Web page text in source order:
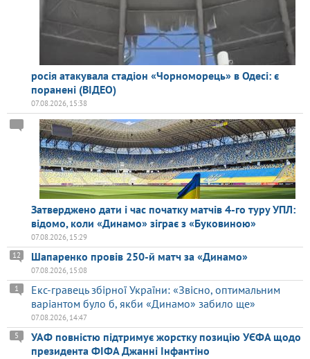
росія атакувала стадіон «Чорноморець» в Одесі: є
поранені (ВІДЕО)
07.08.2026, 15:38
Затверджено дати і час початку матчів 4-го туру УПЛ:
відомо, коли «Динамо» зіграє з «Буковиною»
07.08.2026, 15:29
Шапаренко провів 250-й матч за «Динамо»
12
07.08.2026, 15:08
Екс-гравець збірної України: «Звісно, оптимальним
варіантом було б, якби «Динамо» забило ще»
1
07.08.2026, 14:47
УАФ повністю підтримує жорстку позицію УЄФА щодо
президента ФІФА Джанні Інфантіно
5